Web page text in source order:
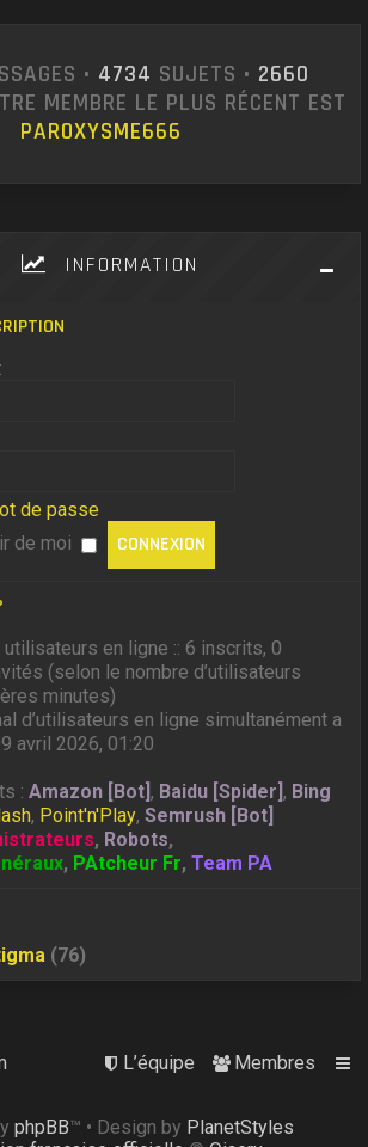
• 4734 SUJETS • 2660
MEMBRE LE PLUS RÉCENT EST
PAROXYSME666
INFORMATION
de passe
de moi
utilisateurs en ligne :: 6 inscrits, 0
(selon le nombre d’utilisateurs
minutes)
d’utilisateurs en ligne simultanément a
avril 2026, 01:20
:Amazon [Bot], Baidu [Spider], Bing
, Point'n'Play,Semrush [Bot]
, Robots,
, PAtcheur Fr,Team PA
(76)
Membres
L’équipe
phpBB™ • Design by PlanetStyles